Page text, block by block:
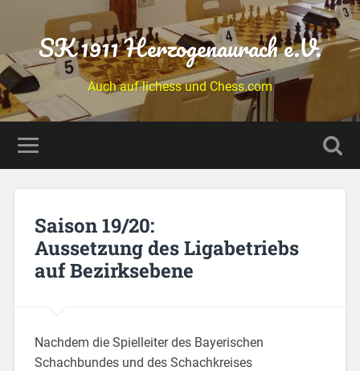
SK 1911 Herzogenaurach e.V.
Auch auf lichess und Chess.com
Saison 19/20:
Aussetzung des Ligabetriebs
auf Bezirksebene
Nachdem die Spielleiter des Bayerischen
Schachbundes und des Schachkreises